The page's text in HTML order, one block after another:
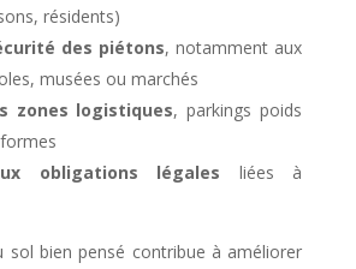
résidents)
des piétons, notamment aux
musées ou marchés
zones logistiques, parkings poids
obligations légales liées à
sol bien pensé contribue à améliorer